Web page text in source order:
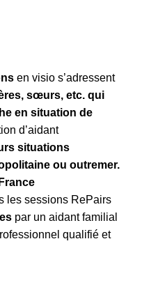
en visio s’adressent
sœurs, etc. qui
en situation de
d’aidant
situations
ou outremer.
les sessions RePairs
par un aidant familial
qualifié et